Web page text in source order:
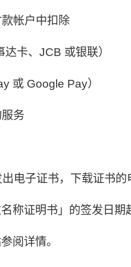
帐户中扣除
卡、JCB 或银联）
或 Google Pay）
务
电子证书，下载证书
称证明书」的签发日期
阅详情。